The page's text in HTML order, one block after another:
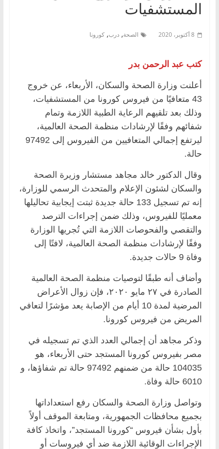
المستشفيات
8 أكتوبر، 2020 الصحة, درب, كورونا
كتب عبد الرحمن بدر
أعلنت وزارة الصحة والسكان، الأربعاء، عن خروج
43 متعافيًا من فيروس كورونا من المستشفيات،
وذلك بعد تلقيهم الرعاية الطبية اللازمة وتمام
شفائهم وفقًا لإرشادات منظمة الصحة العالمية،
ليرتفع إجمالي المتعافيين من الفيروس إلى 97492
حالة.
وقال الدكتور خالد مجاهد مستشار وزيرة الصحة
والسكان لشئون الإعلام والمتحدث الرسمي للوزارة،
إنه تم تسجيل 133 حالة جديدة ثبتت إيجابية تحاليلها
معمليًا للفيروس، وذلك ضمن إجراءات الترصد
والتقصي والفحوصات اللازمة التي تُجريها الوزارة
وفقًا لإرشادات منظمة الصحة العالمية، لافتًا إلى
وفاة 9 حالات جديدة.
وأضاف أنه طبقًا لتوصيات منظمة الصحة العالمية
الصادرة في ٢٧ مايو ٢٠٢٠، فإن زوال الأعراض
المرضية لمدة 10 أيام من الإصابة يعد مؤشرًا لتعافي
المريض من فيروس كورونا.
وذكر مجاهد أن إجمالي العدد الذي تم تسجيله في
مصر بفيروس كورونا المستجد حتى الأربعاء، هو
104035 حالة من ضمنهم 97492 حالة تم شفاؤها، و
6010 حالة وفاة.
وتواصل وزارة الصحة والسكان رفع استعداداتها
بجميع محافظات الجمهورية، ومتابعة الموقف أولاً
بأول بشأن فيروس “كورونا المستجد”، واتخاذ كافة
الإجراءات الوقائية اللازمة ضد أي فيروسات أو